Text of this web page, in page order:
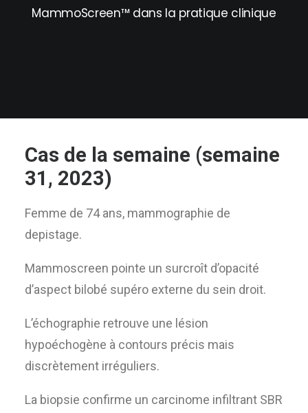
MammoScreen™ dans la pratique clinique
Cas de la semaine (semaine
31, 2023)
Femme de 74 ans, mammographie de
depistage.
Mammoscreen pointe un surcroît d’opacité
d’aspect bilobé supéro externe du sein droit.
L’échographie retrouve une lésion
hypoéchogène à contours précis mais
discrètement irréguliers.
La biopsie confirme un carcinome infiltrant SBR